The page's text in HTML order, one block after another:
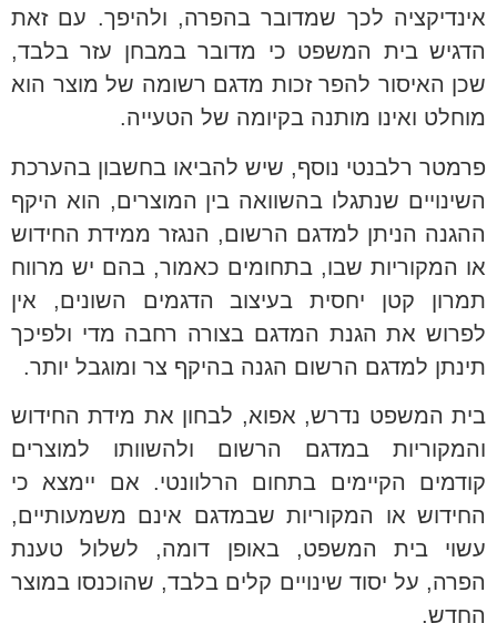
אינדיקציה לכך שמדובר בהפרה, ולהיפך. עם זאת
הדגיש בית המשפט כי מדובר במבחן עזר בלבד,
שכן האיסור להפר זכות מדגם רשומה של מוצר הוא
מוחלט ואינו מותנה בקיומה של הטעייה.
פרמטר רלבנטי נוסף, שיש להביאו בחשבון בהערכת
השינויים שנתגלו בהשוואה בין המוצרים, הוא היקף
ההגנה הניתן למדגם הרשום, הנגזר ממידת החידוש
או המקוריות שבו, בתחומים כאמור, בהם יש מרווח
תמרון קטן יחסית בעיצוב הדגמים השונים, אין
לפרוש את הגנת המדגם בצורה רחבה מדי ולפיכך
תינתן למדגם הרשום הגנה בהיקף צר ומוגבל יותר.
בית המשפט נדרש, אפוא, לבחון את מידת החידוש
והמקוריות במדגם הרשום ולהשוותו למוצרים
קודמים הקיימים בתחום הרלוונטי. אם יימצא כי
החידוש או המקוריות שבמדגם אינם משמעותיים,
עשוי בית המשפט, באופן דומה, לשלול טענת
הפרה, על יסוד שינויים קלים בלבד, שהוכנסו במוצר
החדש.